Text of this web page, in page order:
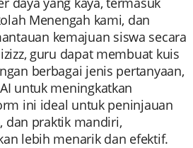
Menengah kami, dan
kemajuan siswa secara
guru dapat membuat kuis
berbagai jenis pertanyaan,
untuk meningkatkan
ini ideal untuk peninjauan
dan praktik mandiri,
lebih menarik dan efektif.